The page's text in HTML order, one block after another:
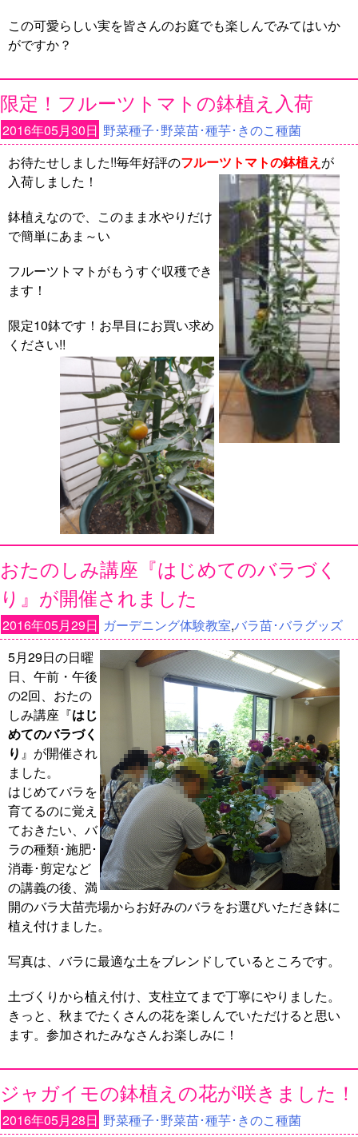
この可愛らしい実を皆さんのお庭でも楽しんでみてはいか
がですか？
限定！フルーツトマトの鉢植え入荷
2016年05月30日 野菜種子･野菜苗･種芋･きのこ種菌
お待たせしました!!毎年好評のフルーツトマトの鉢植え が
入荷しました！
鉢植えなので、このまま水やりだけ
で簡単にあま～い
フルーツトマトがもうすぐ収穫でき
ます！
限定10鉢です！お早目にお買い求め
ください!!
おたのしみ講座『はじめてのバラづく
り』が開催されました
2016年05月29日 ガーデニング体験教室,バラ苗･バラグッズ
5月29日の日曜
日、午前・午後
の2回、おたの
しみ講座『はじ
めてのバラづく
り 』が開催され
ました。
はじめてバラを
育てるのに覚え
ておきたい、バ
ラの種類･施肥･
消毒･剪定など
の講義の後、満
開のバラ大苗売場からお好みのバラをお選びいただき鉢に
植え付けました。
写真は、バラに最適な土をブレンドしているところです。
土づくりから植え付け、支柱立てまで丁寧にやりました。
きっと、秋までたくさんの花を楽しんでいただけると思い
ます。参加されたみなさんお楽しみに！
ジャガイモの鉢植えの花が咲きました！
2016年05月28日 野菜種子･野菜苗･種芋･きのこ種菌